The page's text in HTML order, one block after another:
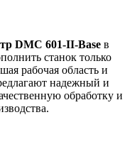
DMC 601-II-Base в
станок только
рабочая область и
надежный и
обработку и